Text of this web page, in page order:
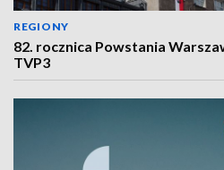
REGIONY
82. rocznica Powstania
TVP3